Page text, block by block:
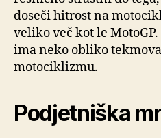
doseči hitrost na
veliko več kot le
ima neko obliko
motociklizmu.
Podjetniška